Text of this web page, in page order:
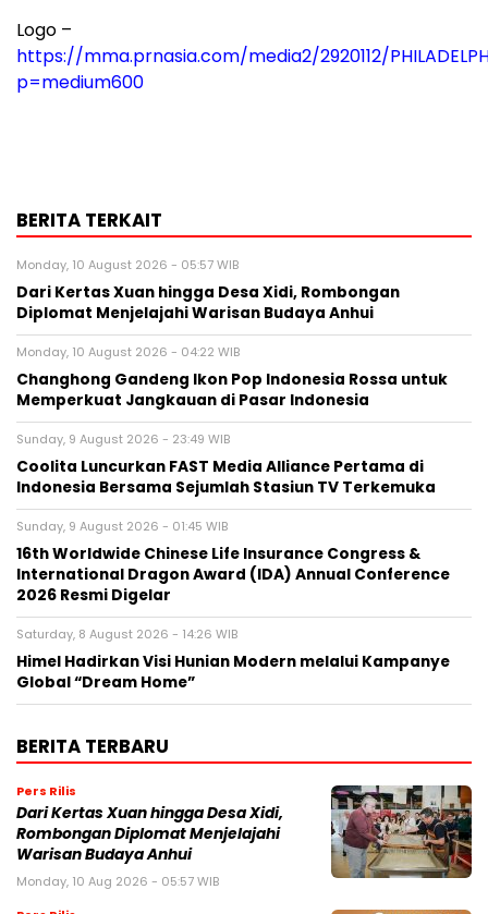
Logo –
https://mma.prnasia.com/media2/2920112/
p=medium600
BERITA TERKAIT
Monday, 10 August 2026 - 05:57 WIB
Dari Kertas Xuan hingga Desa Xidi, Rombongan
Diplomat Menjelajahi Warisan Budaya Anhui
Monday, 10 August 2026 - 04:22 WIB
Changhong Gandeng Ikon Pop Indonesia Rossa untuk
Memperkuat Jangkauan di Pasar Indonesia
Sunday, 9 August 2026 - 23:49 WIB
Coolita Luncurkan FAST Media Alliance Pertama di
Indonesia Bersama Sejumlah Stasiun TV Terkemuka
Sunday, 9 August 2026 - 01:45 WIB
16th Worldwide Chinese Life Insurance Congress &
International Dragon Award (IDA) Annual Conference
2026 Resmi Digelar
Saturday, 8 August 2026 - 14:26 WIB
Himel Hadirkan Visi Hunian Modern melalui Kampanye
Global “Dream Home”
BERITA TERBARU
Pers Rilis
Dari Kertas Xuan hingga Desa Xidi,
Rombongan Diplomat Menjelajahi
Warisan Budaya Anhui
Monday, 10 Aug 2026 - 05:57 WIB